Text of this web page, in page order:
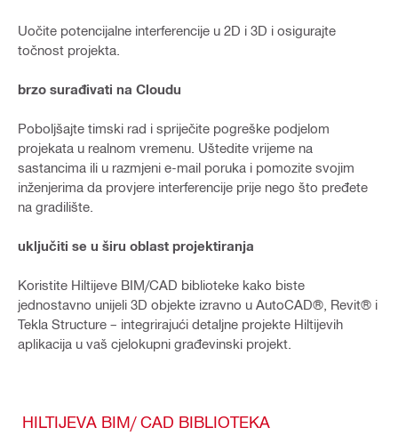
Uočite potencijalne interferencije u 2D i 3D i osigurajte
točnost projekta.
brzo surađivati na Cloudu
Poboljšajte timski rad i spriječite pogreške podjelom
projekata u realnom vremenu. Uštedite vrijeme na
sastancima ili u razmjeni e-mail poruka i pomozite svojim
inženjerima da provjere interferencije prije nego što pređete
na gradilište.
uključiti se u širu oblast projektiranja
Koristite Hiltijeve BIM/CAD biblioteke kako biste
jednostavno unijeli 3D objekte izravno u AutoCAD®, Revit® i
Tekla Structure – integrirajući detaljne projekte Hiltijevih
aplikacija u vaš cjelokupni građevinski projekt.
HILTIJEVA BIM/ CAD BIBLIOTEKA